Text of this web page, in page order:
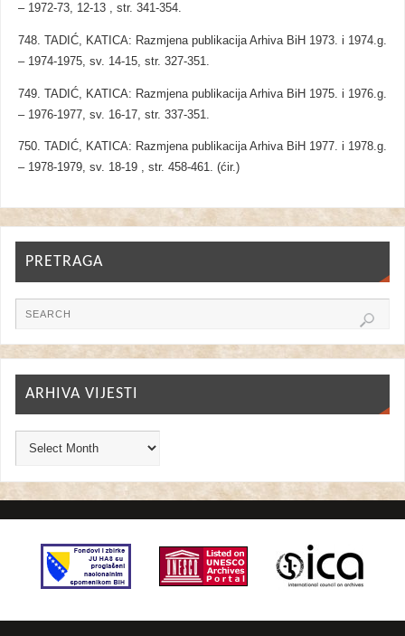
– 1972-73, 12-13 , str. 341-354.
748. TADIĆ, KATICA: Razmjena publikacija Arhiva BiH 1973. i 1974.g.
– 1974-1975, sv. 14-15, str. 327-351.
749. TADIĆ, KATICA: Razmjena publikacija Arhiva BiH 1975. i 1976.g.
– 1976-1977, sv. 16-17, str. 337-351.
750. TADIĆ, KATICA: Razmjena publikacija Arhiva BiH 1977. i 1978.g.
– 1978-1979, sv. 18-19 , str. 458-461. (ćir.)
PRETRAGA
ARHIVA VIJESTI